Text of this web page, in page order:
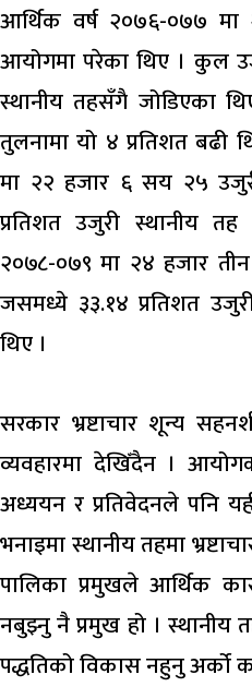
आर्थिक वर्ष २०७६-०७७
आयोगमा परेका थिए । कुल
स्थानीय तहसँगै जोडिएका
तुलनामा यो ४ प्रतिशत बढी
मा २२ हजार ६ सय २५
प्रतिशत उजुरी स्थानीय
२०७८-०७९ मा २४ हजार
जसमध्ये ३३.१४ प्रतिशत
थिए ।
सरकार भ्रष्टाचार शून्य
व्यवहारमा देखिँदैन ।
अध्ययन र प्रतिवेदनले पनि
भनाइमा स्थानीय तहमा
पालिका प्रमुखले आर्थिक
नबुझ्नु नै प्रमुख हो । स्थानीय
पद्धतिको विकास नहुनु अर्को